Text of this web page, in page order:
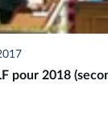
pour 2018